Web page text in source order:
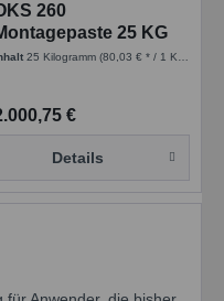
260
25 KG
25 Kilogramm(80,03 € * / 1 Kilogramm)
€
Details